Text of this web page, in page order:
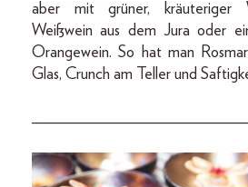
aber mit grüner, kräuteriger
Weißwein aus dem Jura oder
Orangewein. So hat man
Glas, Crunch am Teller und